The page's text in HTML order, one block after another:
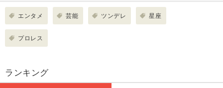
エンタメ 芸能 ツンデレ 星座
プロレス
ランキング